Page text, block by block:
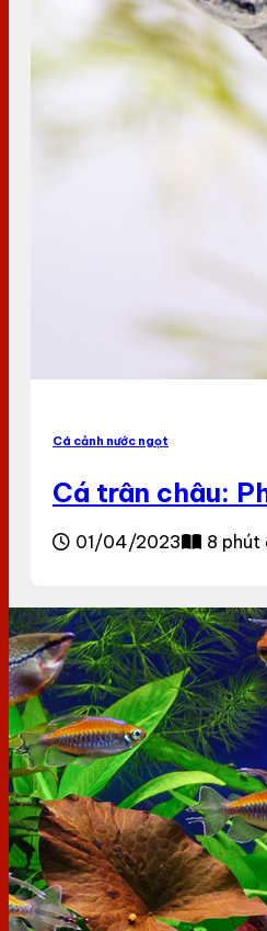
Cá cảnh nước ngọt
Cá trân châu:
01/04/2023 8 phút